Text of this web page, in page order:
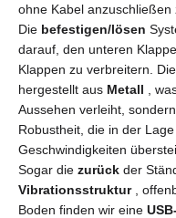
ohne Kabel anzuschließen
Die befestigen/lösen
darauf, den unteren
Klappen zu verbreitern.
hergestellt aus Metall
,
Aussehen verleiht,
Robustheit, die in der
Geschwindigkeiten
Sogar die zurück der
Vibrationsstruktur
,
Boden finden wir eine